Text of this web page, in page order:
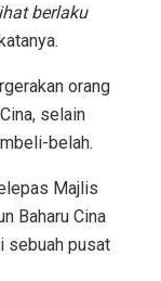
berlaku
orang
selain
belah.
Majlis
Baharu Cina
sebuah pusat